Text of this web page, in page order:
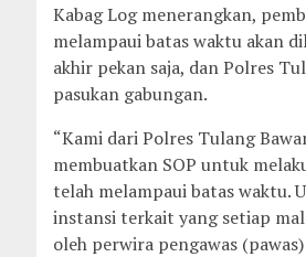
Kabag Log menerangkan,
melampaui batas waktu akan
akhir pekan saja, dan Polres
pasukan gabungan.
“Kami dari Polres Tulang
membuatkan SOP untuk
telah melampaui batas waktu.
instansi terkait yang setiap
oleh perwira pengawas